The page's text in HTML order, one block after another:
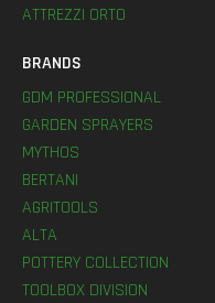
ATTREZZI ORTO
BRANDS
GDM PROFESSIONAL
GARDEN SPRAYERS
MYTHOS
BERTANI
AGRITOOLS
ALTA
POTTERY COLLECTION
TOOLBOX DIVISION